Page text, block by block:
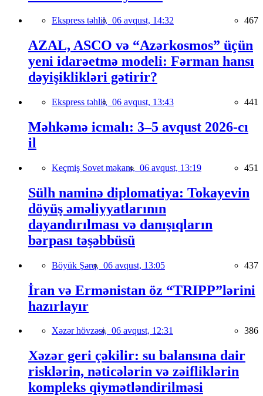
Ekspress təhlil, 06 avqust, 14:32 467
AZAL, ASCO və “Azərkosmos” üçün
yeni idarəetmə modeli: Fərman hansı
dəyişiklikləri gətirir?
Ekspress təhlil, 06 avqust, 13:43 441
Məhkəmə icmalı: 3–5 avqust 2026-cı
il
Keçmiş Sovet məkanı, 06 avqust, 13:19 451
Sülh naminə diplomatiya: Tokayevin
döyüş əməliyyatlarının
dayandırılması və danışıqların
bərpası təşəbbüsü
Böyük Şərq, 06 avqust, 13:05 437
İran və Ermənistan öz “TRIPP”lərini
hazırlayır
Xəzər hövzəsi, 06 avqust, 12:31 386
Xəzər geri çəkilir: su balansına dair
risklərin, nəticələrin və zəifliklərin
kompleks qiymətləndirilməsi